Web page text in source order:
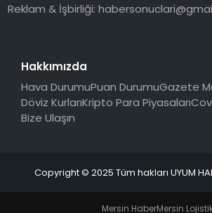
Reklam & İşbirliği:
Hakkımızda
Hava DurumuPuan DurumuGazete
Döviz KurlarıKripto Para Piyasaları
Bize Ulaşın
Copyright © 2025 Tüm hakları UYUM
Mersin HaberMersin